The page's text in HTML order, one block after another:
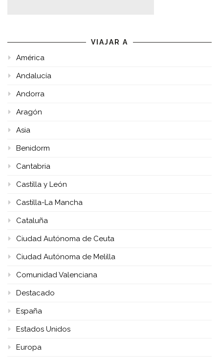
VIAJAR A
América
Andalucía
Andorra
Aragón
Asia
Benidorm
Cantabria
Castilla y León
Castilla-La Mancha
Cataluña
Ciudad Autónoma de Ceuta
Ciudad Autónoma de Melilla
Comunidad Valenciana
Destacado
España
Estados Unidos
Europa